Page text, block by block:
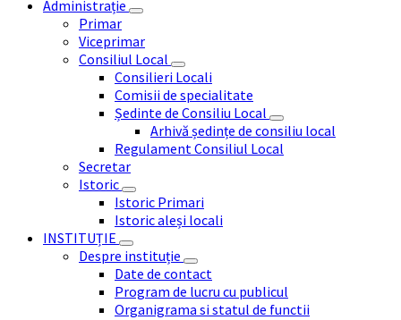
Administrație
Primar
Viceprimar
Consiliul Local
Consilieri Locali
Comisii de specialitate
Ședinte de Consiliu Local
Arhivă ședințe de consiliu local
Regulament Consiliul Local
Secretar
Istoric
Istoric Primari
Istoric aleși locali
INSTITUȚIE
Despre instituție
Date de contact
Program de lucru cu publicul
Organigrama si statul de functii